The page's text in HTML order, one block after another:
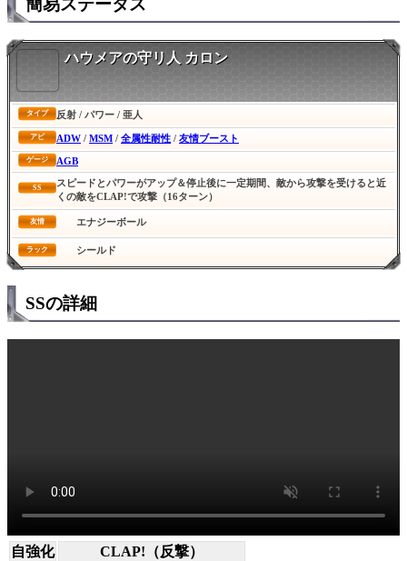
簡易ステータス
ハウメアの守リ人 カロン
タイプ 反射 / パワー / 亜人
アビ ADW / MSM / 全属性耐性 / 友情ブースト
ゲージ AGB
SS
スピードとパワーがアップ＆停止後に一定期間、敵から攻撃を受けると近
くの敵をCLAP!で攻撃（16ターン）
友情 エナジーボール
ラック シールド
SSの詳細
自強化 CLAP!（反撃）